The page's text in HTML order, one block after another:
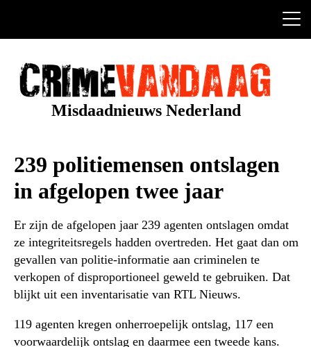
de
Misdaadnieuws Nederland
239 politiemensen ontslagen
in afgelopen twee jaar
Er zijn de afgelopen jaar 239 agenten ontslagen omdat
ze integriteitsregels hadden overtreden. Het gaat dan om
gevallen van politie-informatie aan criminelen te
verkopen of disproportioneel geweld te gebruiken. Dat
blijkt uit een inventarisatie van RTL Nieuws.
119 agenten kregen onherroepelijk ontslag, 117 een
voorwaardelijk ontslag en daarmee een tweede kans.